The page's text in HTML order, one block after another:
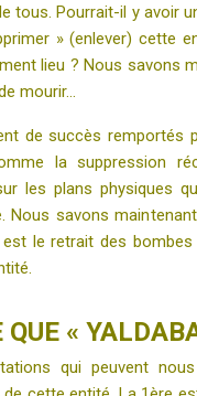
tous. Pourrait-il y avoir
» (enlever) cette
lieu ? Nous savons
mourir…
de succès remportés
la suppression
les plans physiques
Nous savons
est le retrait des
QUE «
qui peuvent